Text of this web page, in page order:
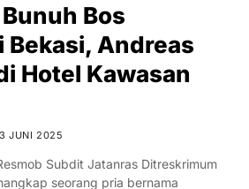
Bos
Bekasi, Andreas
Hotel Kawasan
3 JUNI 2025
Subdit Jatanras Ditreskrimum
seorang pria bernama